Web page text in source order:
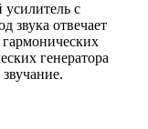
с
звука отвечает
генератора